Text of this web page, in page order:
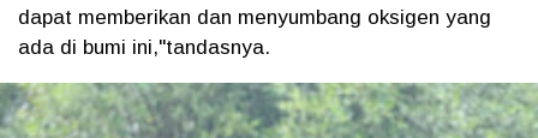
dapat memberikan dan menyumbang oksigen yang
ada di bumi ini,"tandasnya.